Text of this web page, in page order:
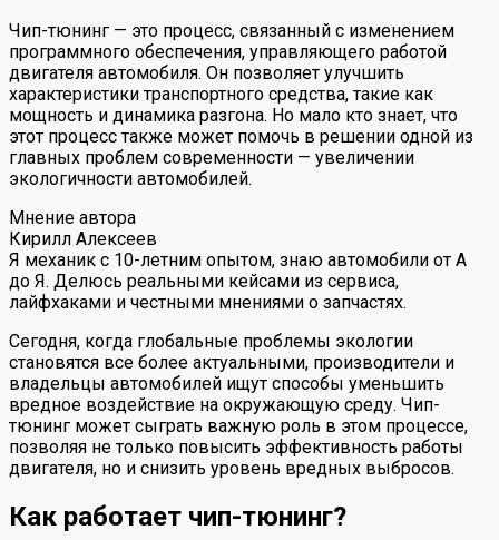
Чип-тюнинг — это процесс, связанный с изменением
программного обеспечения, управляющего работой
двигателя автомобиля. Он позволяет улучшить
характеристики транспортного средства, такие как
мощность и динамика разгона. Но мало кто знает, что
этот процесс также может помочь в решении одной из
главных проблем современности — увеличении
экологичности автомобилей.
Мнение автора
Кирилл Алексеев
Я механик с 10-летним опытом, знаю автомобили от А
до Я. Делюсь реальными кейсами из сервиса,
лайфхаками и честными мнениями о запчастях.
Сегодня, когда глобальные проблемы экологии
становятся все более актуальными, производители и
владельцы автомобилей ищут способы уменьшить
вредное воздействие на окружающую среду. Чип-
тюнинг может сыграть важную роль в этом процессе,
позволяя не только повысить эффективность работы
двигателя, но и снизить уровень вредных выбросов.
Как работает чип-тюнинг?